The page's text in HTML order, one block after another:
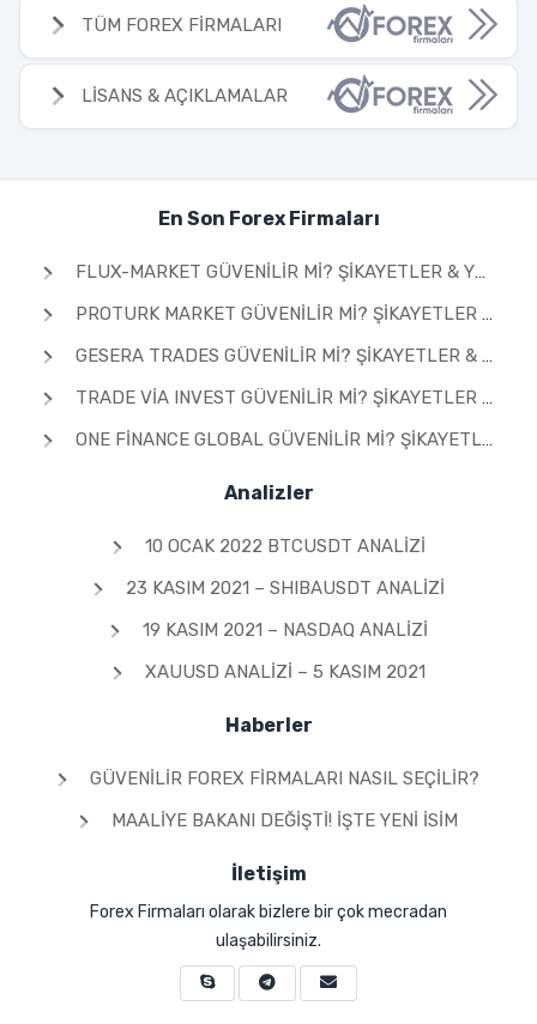
TÜM FOREX FİRMALARI
LİSANS & AÇIKLAMALAR
En Son Forex Firmaları
FLUX-MARKET GÜVENILIR MI? ŞIKAYETLER & YORUMLAR 2026
PROTURK MARKET GÜVENILIR MI? ŞIKAYETLER & YORUMLAR 2026
GESERA TRADES GÜVENILIR MI? ŞIKAYETLER & YORUMLAR 2026
TRADE VIA INVEST GÜVENILIR MI? ŞIKAYETLER & YORUMLAR 2026
ONE FINANCE GLOBAL GÜVENILIR MI? ŞIKAYETLER & YORUMLAR 2026
Analizler
10 OCAK 2022 BTCUSDT ANALIZI
23 KASIM 2021 – SHIBAUSDT ANALIZI
19 KASIM 2021 – NASDAQ ANALIZI
XAUUSD ANALIZI – 5 KASIM 2021
Haberler
GÜVENILIR FOREX FIRMALARI NASIL SEÇILIR?
MAALIYE BAKANI DEĞIŞTI! İŞTE YENI İSIM
İletişim
Forex Firmaları olarak bizlere bir çok mecradan
ulaşabilirsiniz.